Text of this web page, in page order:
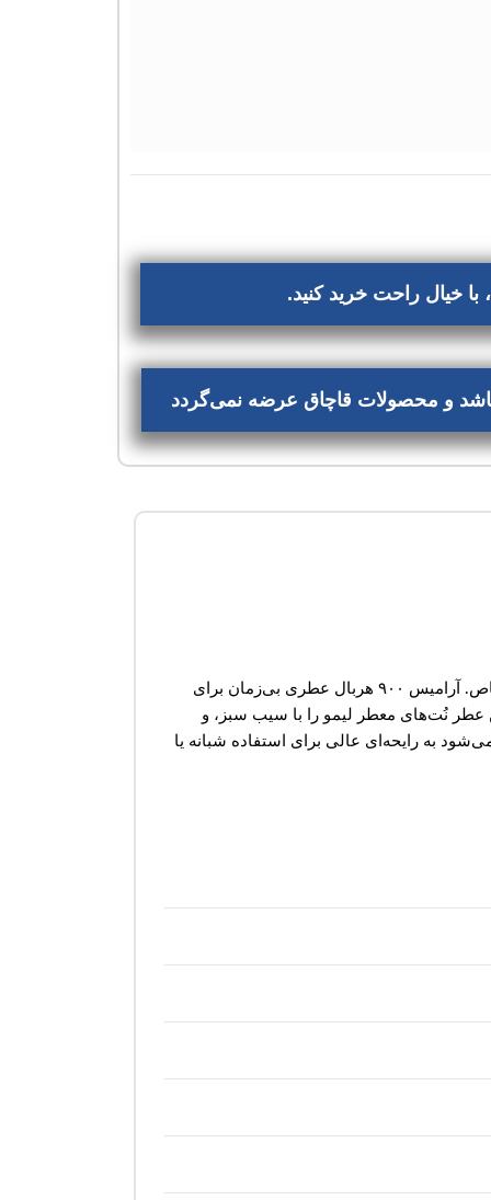
خیال راحت خرید کنید.
و محصولات قاچاق عرضه نمی‌گردد
آرامیس ۹۰۰ هربال عطری بی‌زمان برای
عطر نُت‌های معطر لیمو را با سیب سبز، و
به رایحه‌ای عالی برای استفاده شبانه یا